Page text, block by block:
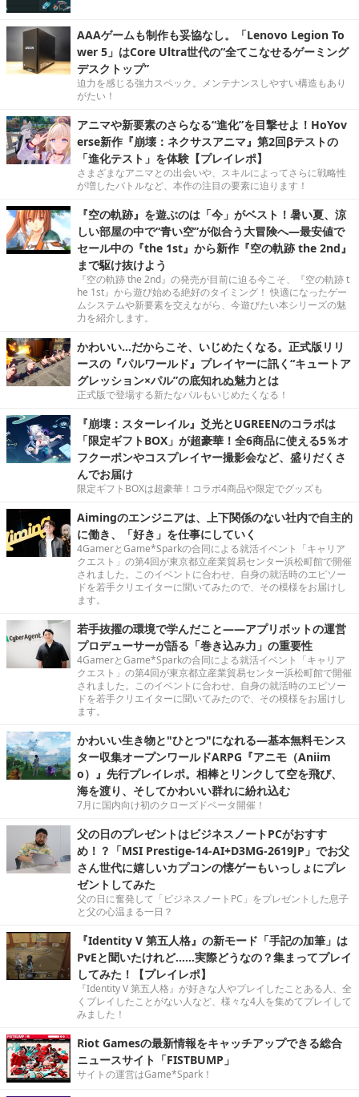
AAAゲームも制作も妥協なし。「Lenovo Legion To
wer 5」はCore Ultra世代の“全てこなせるゲーミング
デスクトップ”
迫力を感じる強力スペック。メンテナンスしやすい構造もあり
がたい！
アニマや新要素のさらなる“進化”を目撃せよ！HoYov
erse新作『崩壊：ネクサスアニマ』第2回βテストの
「進化テスト」を体験【プレイレポ】
さまざまなアニマとの出会いや、スキルによってさらに戦略性
が増したバトルなど、本作の注目の要素に迫ります！
『空の軌跡』を遊ぶのは「今」がベスト！暑い夏、涼
しい部屋の中で“青い空”が似合う大冒険へ―最安値で
セール中の『the 1st』から新作『空の軌跡 the 2nd』
まで駆け抜けよう
『空の軌跡 the 2nd』の発売が目前に迫る今こそ、『空の軌跡 t
he 1st』から遊び始める絶好のタイミング！ 快適になったゲー
ムシステムや新要素を交えながら、今遊びたい本シリーズの魅
力を紹介します。
かわいい…だからこそ、いじめたくなる。正式版リリ
ースの『パルワールド』プレイヤーに訊く“キュートア
グレッション×パル”の底知れぬ魅力とは
正式版で登場する新たなパルもいじめたくなる！
『崩壊：スターレイル』爻光とUGREENのコラボは
「限定ギフトBOX」が超豪華！全6商品に使える5％オ
フクーポンやコスプレイヤー撮影会など、盛りだくさ
んでお届け
限定ギフトBOXは超豪華！コラボ4商品や限定でグッズも
Aimingのエンジニアは、上下関係のない社内で自主的
に働き、「好き」を仕事にしていく
4GamerとGame*Sparkの合同による就活イベント「キャリア
クエスト」の第4回が東京都立産業貿易センター浜松町館で開催
されました。このイベントに合わせ、自身の就活時のエピソー
ドを若手クリエイターに聞いてみたので、その模様をお届けし
ます。
若手抜擢の環境で学んだこと――アプリボットの運営
プロデューサーが語る「巻き込み力」の重要性
4GamerとGame*Sparkの合同による就活イベント「キャリア
クエスト」の第4回が東京都立産業貿易センター浜松町館で開催
されました。このイベントに合わせ、自身の就活時のエピソー
ドを若手クリエイターに聞いてみたので、その模様をお届けし
ます。
かわいい生き物と"ひとつ"になれる―基本無料モンス
ター収集オープンワールドARPG『アニモ（Aniim
o）』先行プレイレポ。相棒とリンクして空を飛び、
海を渡り、そしてかわいい群れに紛れ込む
7月に国内向け初のクローズドベータ開催！
父の日のプレゼントはビジネスノートPCがおすす
め！？「MSI Prestige-14-AI+D3MG-2619JP」でお父
さん世代に嬉しいカプコンの懐ゲーもいっしょにプレ
ゼントしてみた
父の日に奮発して「ビジネスノートPC」をプレゼントした息子
と父の心温まる一日？
『Identity V 第五人格』の新モード「手記の加筆」は
PvEと聞いたけれど……実際どうなの？集まってプレイ
してみた！【プレイレポ】
『Identity V 第五人格』が好きな人やプレイしたことある人、全
くプレイしたことがない人など、様々な4人を集めてプレイして
みました！
Riot Gamesの最新情報をキャッチアップできる総合
ニュースサイト「FISTBUMP」
サイトの運営はGame*Spark！